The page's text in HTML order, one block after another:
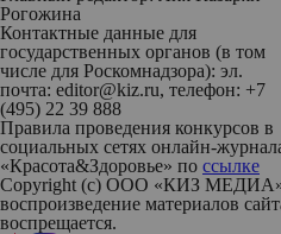
Рогожина
Контактные данные для
государственных органов (в том
числе для Роскомнадзора): эл.
почта: editor@kiz.ru, телефон: +7
(495) 22 39 888
Правила проведения конкурсов в
социальных сетях онлайн-
«Красота&Здоровье» по ссылке
Copyright (с) ООО «КИЗ
воспроизведение материалов
воспрещается.